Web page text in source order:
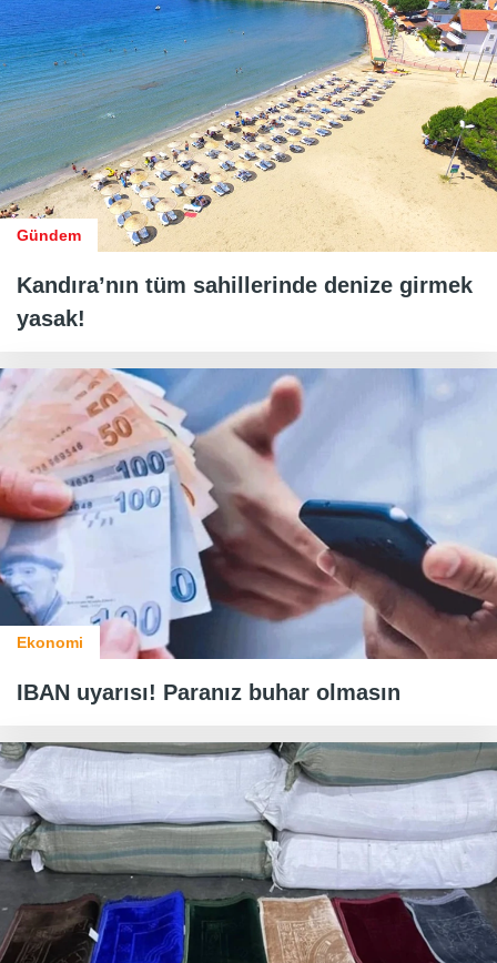
Gündem
Kandıra’nın tüm sahillerinde denize girmek
yasak!
Ekonomi
IBAN uyarısı! Paranız buhar olmasın